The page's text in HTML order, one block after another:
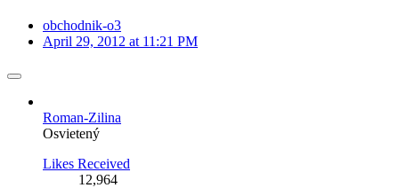
obchodnik-o3
April 29, 2012 at 11:21 PM
Roman-Zilina
Osvietený
Likes Received
12,964